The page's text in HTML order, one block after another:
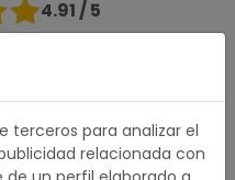
4.91 / 5
terceros para analizar el
relacionada con